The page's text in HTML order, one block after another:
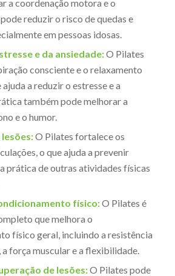
a coordenação motora e o
reduzir o risco de quedas e
em pessoas idosas.
e da ansiedade:O Pilates
consciente e o relaxamento
ajuda a reduzir o estresse e a
também pode melhorar a
e o humor.
O Pilates fortalece os
o que ajuda a prevenir
prática de outras atividades físicas
físico:O Pilates é
que melhora o
físico geral, incluindo a resistência
força muscular e a flexibilidade.
de lesões:O Pilates pode